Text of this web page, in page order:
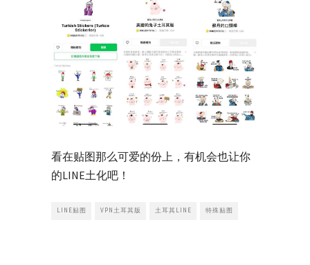
看在贴图那么可爱的份上，有机会也让你
的LINE土化吧！
LINE贴图 VPN土耳其版 土耳其LINE 特殊贴图